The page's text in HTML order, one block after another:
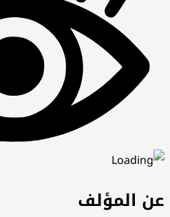
عن المؤلف